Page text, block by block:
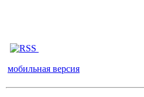
мобильная версия